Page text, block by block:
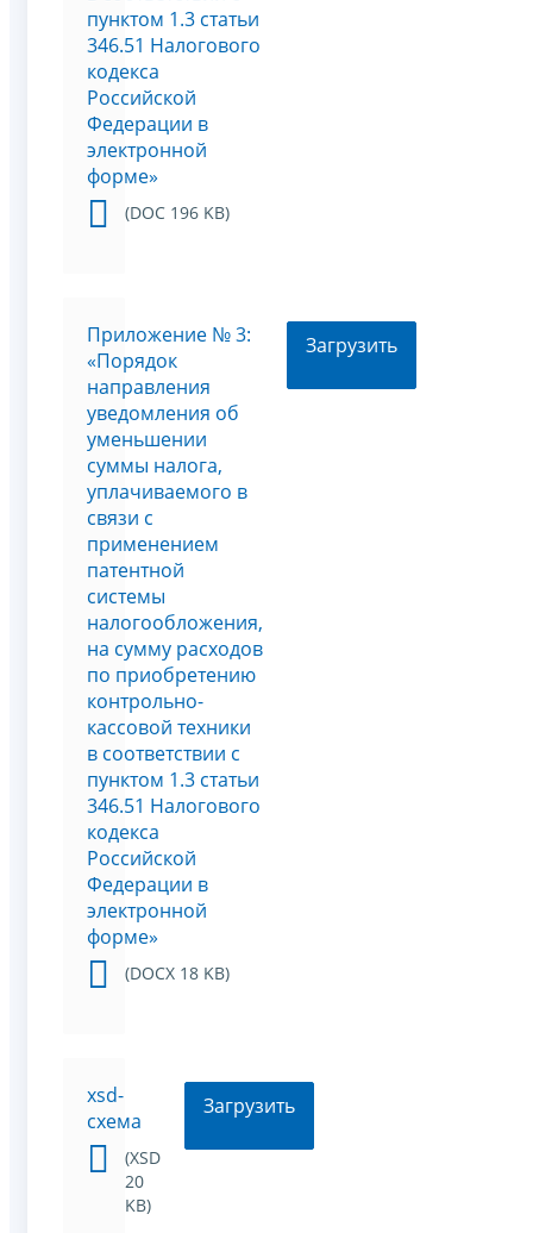
пунктом 1.3 статьи
346.51 Налогового
кодекса
Российской
Федерации в
электронной
форме»
(DOC 196 KB)
Приложение № 3:
«Порядок
направления
уведомления об
уменьшении
суммы налога,
уплачиваемого в
связи с
применением
патентной
системы
налогообложения,
на сумму расходов
по приобретению
контрольно-
кассовой техники
в соответствии с
пунктом 1.3 статьи
346.51 Налогового
кодекса
Российской
Федерации в
электронной
форме»
(DOCX 18 KB)
Загрузить
xsd-
схема
(XSD
20
KB)
Загрузить